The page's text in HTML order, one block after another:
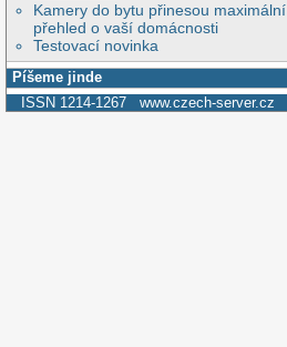
Kamery do bytu přinesou maximální
přehled o vaší domácnosti
Testovací novinka
Píšeme jinde
ISSN 1214-1267 www.czech-server.cz